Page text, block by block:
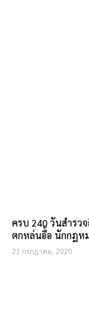
ครบ 240 วันสำรว
ตกหล่นอื้อ นักกฎห
21 กรกฎาคม, 2020